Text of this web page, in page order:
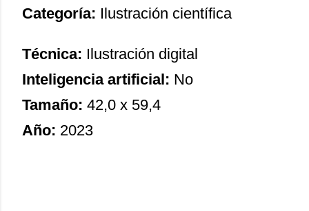
Categoría: Ilustración científica
Técnica: Ilustración digital
Inteligencia artificial: No
Tamaño: 42,0 x 59,4
Año: 2023